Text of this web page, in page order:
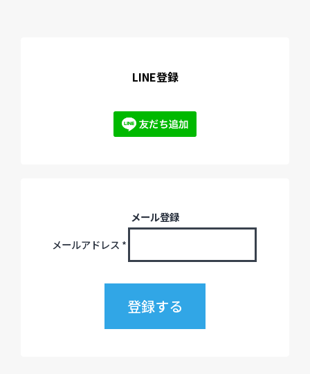
LINE登録
メール登録
メールアドレス *